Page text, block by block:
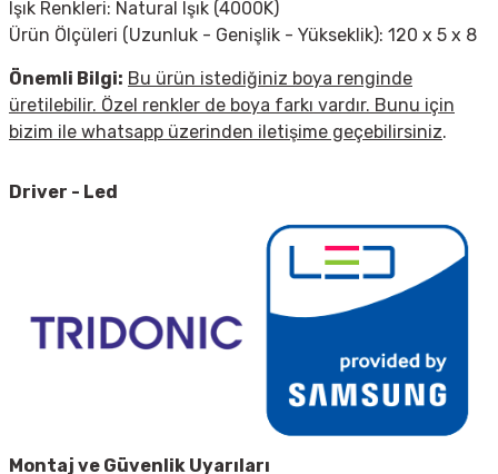
Işık Renkleri: Natural Işık (4000K)
Ürün Ölçüleri (Uzunluk - Genişlik - Yükseklik): 120 x 5 x 8
Önemli Bilgi: Bu ürün istediğiniz boya renginde
üretilebilir. Özel renkler de boya farkı vardır. Bunu için
bizim ile whatsapp üzerinden iletişime geçebilirsiniz.
Driver - Led
Montaj ve Güvenlik Uyarıları